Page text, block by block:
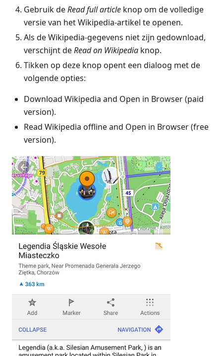
Gebruik deRead full article knop om de volledige
versie van het Wikipedia-artikel te openen.
Als de Wikipedia-gegevens niet zijn gedownload,
verschijnt deRead on Wikipedia knop.
Tikken op deze knop opent een dialoog met de
volgende opties:
Download Wikipedia and Open in Browser (paid
version).
Read Wikipedia offline and Open in Browser (free
version).